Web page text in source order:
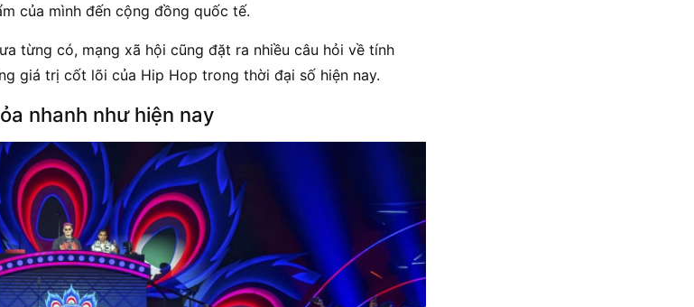
của mình đến cộng đồng quốc tế.
từng có, mạng xã hội cũng đặt ra nhiều câu hỏi về tính
giá trị cốt lõi của Hip Hop trong thời đại số hiện nay.
nhanh như hiện nay